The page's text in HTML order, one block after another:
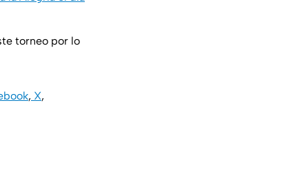
torneo por lo
, X,